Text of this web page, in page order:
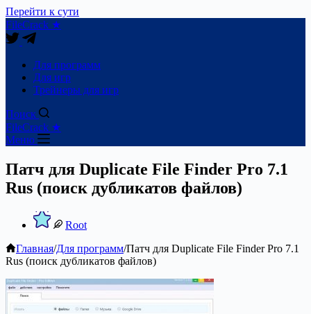
Перейти к сути
FileCrack ★
Для программ
Для игр
Трейнеры для игр
Поиск
FileCrack ★
Меню
Патч для Duplicate File Finder Pro 7.1
Rus (поиск дубликатов файлов)
Root
Главная/Для программ/Патч для Duplicate File Finder Pro 7.1
Rus (поиск дубликатов файлов)